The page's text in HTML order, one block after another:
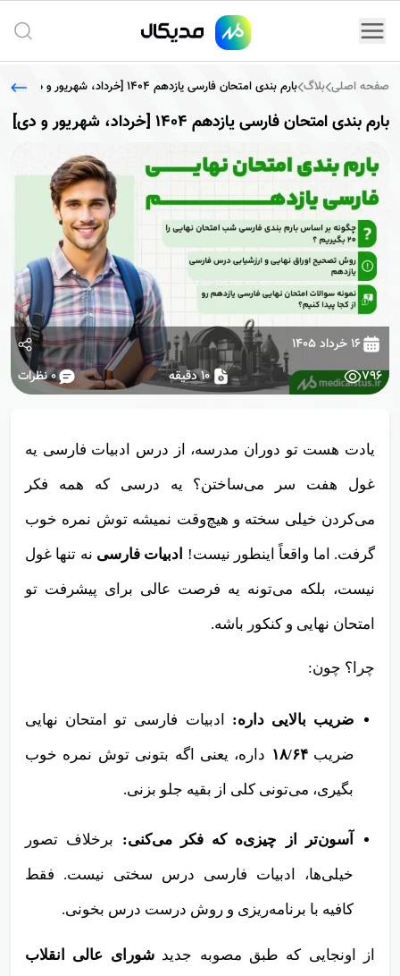
صفحه اصلی بلاگ بارم بندی امتحان فارسی یازدهم 1404 [خرداد، شهریور و دی]
بارم بندی امتحان فارسی یازدهم 1404 [خرداد، شهریور و دی]
0نظرات 10 دقیقه
۱۶ خرداد ۱۴۰۵
796
یادت هست تو دوران مدرسه، از درس ادبیات فارسی یه
غول هفت سر می‌ساختن؟ یه درسی که همه فکر
می‌کردن خیلی سخته و هیچ‌وقت نمیشه توش نمره خوب
گرفت. اما واقعاً اینطور نیست! ادبیات فارسی نه تنها غول
نیست، بلکه می‌تونه یه فرصت عالی برای پیشرفت تو
امتحان نهایی و کنکور باشه.
چرا؟ چون:
ضریب بالایی داره: ادبیات فارسی تو امتحان نهایی
ضریب۱۸/۶۴ داره، یعنی اگه بتونی توش نمره خوب
بگیری، می‌تونی کلی از بقیه جلو بزنی.
آسون‌تر از چیزی‌ه که فکر می‌کنی: برخلاف تصور
خیلی‌ها، ادبیات فارسی درس سختی نیست. فقط
کافیه با برنامه‌ریزی و روش درست درس بخونی.
از اونجایی که طبق مصوبه جدیدشورای عالی انقلاب